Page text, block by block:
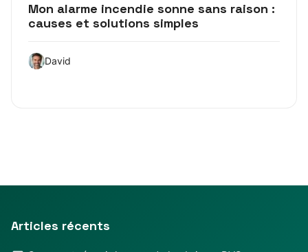
Mon alarme incendie sonne sans raison :
causes et solutions simples
David
Articles récents